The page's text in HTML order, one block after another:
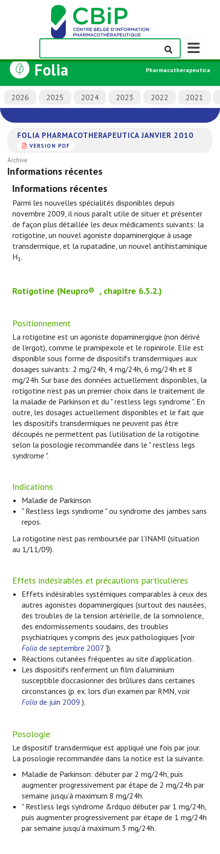
Afficher/
la
de
navigation
Folia Pharmacotherapeutica
2026 2025 2024 2023 2022 2021
FOLIA PHARMACOTHERAPEUTICA JANVIER 2010
VERSION PDF
Archive
Informations récentes
Informations récentes
Parmi les nouvelles spécialités disponibles depuis
novembre 2009, il nous paraît utile de situer et présenter
de façon plus détaillée les deux médicaments suivants: la
rotigotine, un nouvel agoniste dopaminergique à usage
transdermique, et la rupatadine, un nouvel antihistaminique
H1.
Rotigotine (Neupro® , chapitre 6.5.2.)
Positionnement
La rotigotine est un agoniste dopaminergique (non dérivé
de l’ergot), comme le pramipexole et le ropinirole. Elle est
disponible sous forme de dispositifs transdermiques aux
dosages suivants: 2 mg/24h, 4 mg/24h, 6 mg/24h et 8
mg/24h. Sur base des données actuellement disponibles, la
rotigotine n’est pas un premier choix dans le traitement de
la maladie de Parkinson et du " restless legs syndrome ". En
outre, les dosages actuellement disponibles et le fait que
les dispositifs transdermiques ne peuvent pas être
découpés ne permettent pas l’utilisation de la rotigotine
selon la posologie recommandée dans le " restless legs
syndrome ".
Indications
Maladie de Parkinson
" Restless legs syndrome " ou syndrome des jambes sans
repos.
La rotigotine n’est pas remboursée par l’INAMI (situation
au 1/11/09).
Effets indésirables et précautions particulières
Effets indésirables systémiques comparables à ceux des
autres agonistes dopaminergiques (surtout des nausées,
des troubles de la tension artérielle, de la somnolence,
des endormissements soudains, des troubles
psychiatriques y compris des jeux pathologiques [voir
Folia de septembre 2007 ]).
Réactions cutanées fréquentes au site d’application.
Les dispositifs renferment un film d’aluminium
susceptible d’occasionner des brûlures dans certaines
circonstances (p. ex. lors d’un examen par RMN, voir
Folia de juin 2009 ).
Posologie
Le dispositif transdermique est appliqué une fois par jour.
La posologie recommandée dans la notice est la suivante.
Maladie de Parkinson: débuter par 2 mg/24h, puis
augmenter progressivement par étape de 2 mg/24h par
semaine jusqu’à maximum 8 mg/24h.
" Restless legs syndrome &rdquo débuter par 1 mg/24h,
puis augmenter progressivement par étape de 1 mg/24h
par semaine jusqu’à maximum 3 mg/24h.